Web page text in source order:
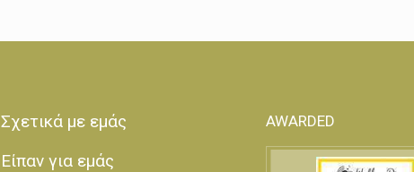
Σχετικά με εμάς
Είπαν για εμάς
AWARDED